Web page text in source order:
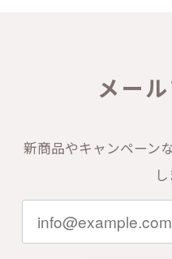
メー
新商品やキャンペーン
し